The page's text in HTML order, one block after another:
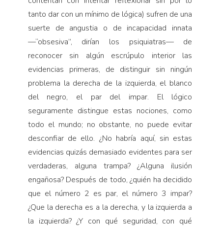
tanto dar con un mínimo de lógica) sufren de una
suerte de angustia o de incapacidad innata
—“obsesiva”, dirían los psiquiatras— de
reconocer sin algún escrúpulo interior las
evidencias primeras, de distinguir sin ningún
problema la derecha de la izquierda, el blanco
del negro, el par del impar. El lógico
seguramente distingue estas nociones, como
todo el mundo; no obstante, no puede evitar
desconfiar de ello. ¿No habría aquí, sin estas
evidencias quizás demasiado evidentes para ser
verdaderas, alguna trampa? ¿Alguna ilusión
engañosa? Después de todo, ¿quién ha decidido
que el número 2 es par, el número 3 impar?
¿Que la derecha es a la derecha, y la izquierda a
la izquierda? ¿Y con qué seguridad, con qué